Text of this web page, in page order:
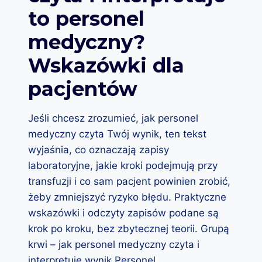
I
A
S
I
Ę
Z
G
O
N
O
Ś
Ć
Z
B
I
O
C
Ą
?
to personel
medyczny?
Wskazówki dla
pacjentów
Jeśli chcesz zrozumieć, jak personel
medyczny czyta Twój wynik, ten tekst
wyjaśnia, co oznaczają zapisy
laboratoryjne, jakie kroki podejmują przy
transfuzji i co sam pacjent powinien zrobić,
żeby zmniejszyć ryzyko błędu. Praktyczne
wskazówki i odczyty zapisów podane są
krok po kroku, bez zbytecznej teorii. Grupą
krwi – jak personel medyczny czyta i